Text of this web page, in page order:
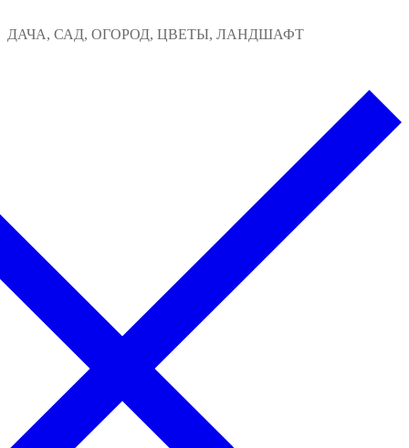
к
ДАЧА, САД, ОГОРОД, ЦВЕТЫ, ЛАНДШАФТ